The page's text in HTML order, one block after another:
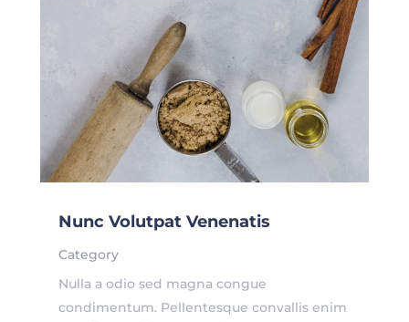
Nunc Volutpat Venenatis
Category
Nulla a odio sed magna congue
condimentum. Pellentesque convallis enim